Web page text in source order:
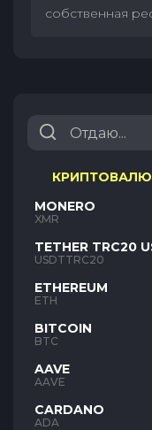
собственная
MONERO
XMR
TETHER TRC20
USDTTRC20
ETHEREUM
ETH
BITCOIN
BTC
AAVE
AAVE
CARDANO
ADA